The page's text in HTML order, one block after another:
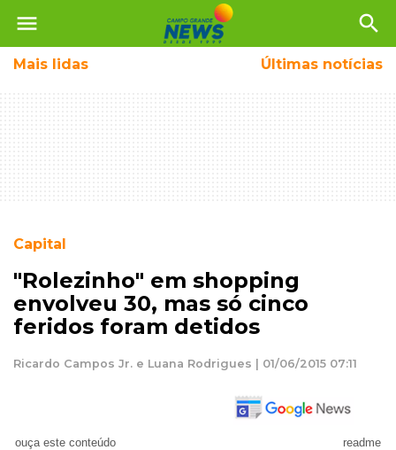
menu search
Mais lidas Últimas notícias
Capital
"Rolezinho" em shopping
envolveu 30, mas só cinco
feridos foram detidos
Ricardo Campos Jr. e Luana Rodrigues | 01/06/2015 07:11
ouça este conteúdo readme